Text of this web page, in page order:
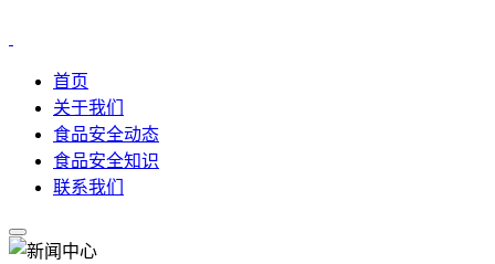
首页
关于我们
食品安全动态
食品安全知识
联系我们